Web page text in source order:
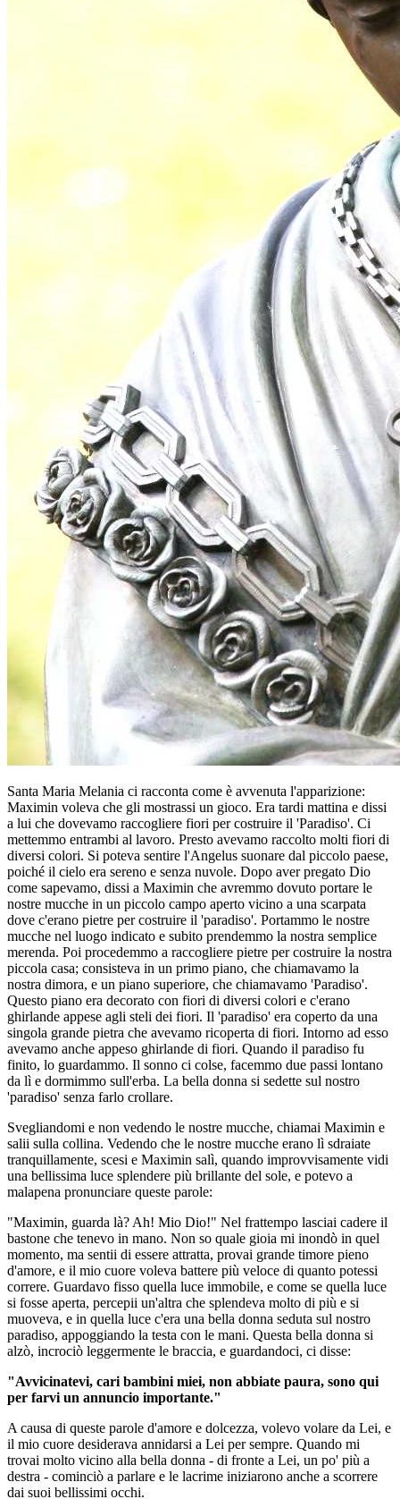
Santa Maria Melania ci racconta come è avvenuta l'apparizione:
Maximin voleva che gli mostrassi un gioco. Era tardi mattina e dissi
a lui che dovevamo raccogliere fiori per costruire il 'Paradiso'. Ci
mettemmo entrambi al lavoro. Presto avevamo raccolto molti fiori di
diversi colori. Si poteva sentire l'Angelus suonare dal piccolo paese,
poiché il cielo era sereno e senza nuvole. Dopo aver pregato Dio
come sapevamo, dissi a Maximin che avremmo dovuto portare le
nostre mucche in un piccolo campo aperto vicino a una scarpata
dove c'erano pietre per costruire il 'paradiso'. Portammo le nostre
mucche nel luogo indicato e subito prendemmo la nostra semplice
merenda. Poi procedemmo a raccogliere pietre per costruire la nostra
piccola casa; consisteva in un primo piano, che chiamavamo la
nostra dimora, e un piano superiore, che chiamavamo 'Paradiso'.
Questo piano era decorato con fiori di diversi colori e c'erano
ghirlande appese agli steli dei fiori. Il 'paradiso' era coperto da una
singola grande pietra che avevamo ricoperta di fiori. Intorno ad esso
avevamo anche appeso ghirlande di fiori. Quando il paradiso fu
finito, lo guardammo. Il sonno ci colse, facemmo due passi lontano
da lì e dormimmo sull'erba. La bella donna si sedette sul nostro
'paradiso' senza farlo crollare.
Svegliandomi e non vedendo le nostre mucche, chiamai Maximin e
salii sulla collina. Vedendo che le nostre mucche erano lì sdraiate
tranquillamente, scesi e Maximin salì, quando improvvisamente vidi
una bellissima luce splendere più brillante del sole, e potevo a
malapena pronunciare queste parole:
"Maximin, guarda là? Ah! Mio Dio!" Nel frattempo lasciai cadere il
bastone che tenevo in mano. Non so quale gioia mi inondò in quel
momento, ma sentii di essere attratta, provai grande timore pieno
d'amore, e il mio cuore voleva battere più veloce di quanto potessi
correre. Guardavo fisso quella luce immobile, e come se quella luce
si fosse aperta, percepii un'altra che splendeva molto di più e si
muoveva, e in quella luce c'era una bella donna seduta sul nostro
paradiso, appoggiando la testa con le mani. Questa bella donna si
alzò, incrociò leggermente le braccia, e guardandoci, ci disse:
"Avvicinatevi, cari bambini miei, non abbiate paura, sono qui
per farvi un annuncio importante."
A causa di queste parole d'amore e dolcezza, volevo volare da Lei, e
il mio cuore desiderava annidarsi a Lei per sempre. Quando mi
trovai molto vicino alla bella donna - di fronte a Lei, un po' più a
destra - cominciò a parlare e le lacrime iniziarono anche a scorrere
dai suoi bellissimi occhi.